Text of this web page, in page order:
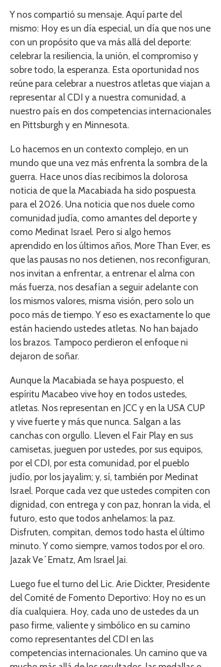
Y nos compartió su mensaje. Aquí parte del
mismo: Hoy es un día especial, un día que nos une
con un propósito que va más allá del deporte:
celebrar la resiliencia, la unión, el compromiso y
sobre todo, la esperanza. Esta oportunidad nos
reúne para celebrar a nuestros atletas que viajan a
representar al CDI y a nuestra comunidad, a
nuestro país en dos competencias internacionales
en Pittsburgh y en Minnesota.
Lo hacemos en un contexto complejo, en un
mundo que una vez más enfrenta la sombra de la
guerra. Hace unos días recibimos la dolorosa
noticia de que la Macabiada ha sido pospuesta
para el 2026. Una noticia que nos duele como
comunidad judía, como amantes del deporte y
como Medinat Israel. Pero si algo hemos
aprendido en los últimos años, More Than Ever, es
que las pausas no nos detienen, nos reconfiguran,
nos invitan a enfrentar, a entrenar el alma con
más fuerza, nos desafían a seguir adelante con
los mismos valores, misma visión, pero solo un
poco más de tiempo. Y eso es exactamente lo que
están haciendo ustedes atletas. No han bajado
los brazos. Tampoco perdieron el enfoque ni
dejaron de soñar.
Aunque la Macabiada se haya pospuesto, el
espíritu Macabeo vive hoy en todos ustedes,
atletas. Nos representan en JCC y en la USA CUP
y vive fuerte y más que nunca. Salgan a las
canchas con orgullo. Lleven el Fair Play en sus
camisetas, jueguen por ustedes, por sus equipos,
por el CDI, por esta comunidad, por el pueblo
judío, por los jayalim; y, sí, también por Medinat
Israel. Porque cada vez que ustedes compiten con
dignidad, con entrega y con paz, honran la vida, el
futuro, esto que todos anhelamos: la paz.
Disfruten, compitan, demos todo hasta el último
minuto. Y como siempre, vamos todos por el oro.
Jazak Ve´Ematz, Am Israel Jai.
Luego fue el turno del Lic. Arie Dickter, Presidente
del Comité de Fomento Deportivo: Hoy no es un
día cualquiera. Hoy, cada uno de ustedes da un
paso firme, valiente y simbólico en su camino
como representantes del CDI en las
competencias internacionales. Un camino que va